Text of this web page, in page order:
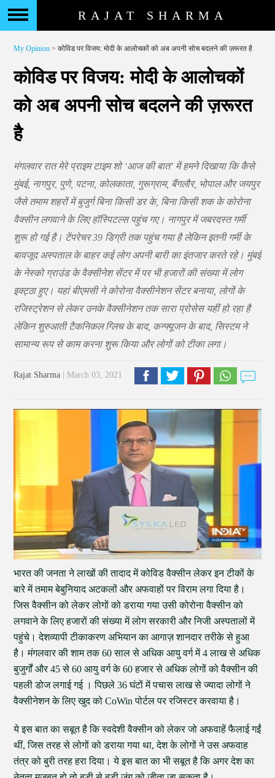
RAJAT SHARMA
My Opinion > कोविड पर विजय: मोदी के आलोचकों को अब अपनी सोच बदलने की ज़रूरत है
कोविड पर विजय: मोदी के आलोचकों
को अब अपनी सोच बदलने की ज़रूरत
है
मंगलवार रात मेरे प्राइम टाइम शो ‘आज की बात’ में हमने दिखाया कि कैसे
मुंबई, नागपुर, पुणे, पटना, कोलकाता, गुरूग्राम, बैंगलौर, भोपाल और जयपुर
जैसे तमाम शहरों में बुजुर्ग बिना किसी डर के, बिना किसी शक के कोरोना
वैक्सीन लगवाने के लिए हॉस्पिटल्स पहुंच गए। नागपुर में जबरदस्त गर्मी
शुरू हो गई है। टेंपरेचर 39 डिग्री तक पहुंच गया है लेकिन इतनी गर्मी के
बावजूद अस्पताल के बाहर कई लोग अपनी बारी का इंतजार करते रहे। मुंबई
के नेस्को ग्राउंड के वैक्सीनेश सेंटर में पर भी हजारों की संख्या में लोग
इक्ट्ठा हुए। यहां बीएमसी ने कोरोना वैक्सीनेशन सेंटर बनाया, लोगों के
रजिस्ट्रेशन से लेकर उनके वैक्सीनेशन तक सारा प्रोसेस यहीं हो रहा है
लेकिन शुरुआती टैकनिकल ग्लिच के बाद, कन्फ्यूजन के बाद, सिस्टम ने
सामान्य रूप से काम करना शुरू किया और लोगों को टीका लगा।
Rajat Sharma | March 03, 2021
भारत की जनता ने लाखों की तादाद में कोविड वैक्सीन लेकर इन टीकों के
बारे में तमाम बेबुनियाद अटकलों और अफवाहों पर विराम लगा दिया है।
जिस वैक्सीन को लेकर लोगों को डराया गया उसी कोरोना वैक्सीन को
लगवाने के लिए हजारों की संख्या में लोग सरकारी और निजी अस्पतालों में
पहुंचे। देशव्यापी टीकाकरण अभियान का आगाज़ शानदार तरीके से हुआ
है। मंगलवार की शाम तक 60 साल से अधिक आयु वर्ग में 4 लाख से अधिक
बुजुर्गों और 45 से 60 आयु वर्ग के 60 हजार से अधिक लोगों को वैक्सीन की
पहली डोज लगाई गई । पिछले 36 घंटों में पचास लाख से ज्यादा लोगों ने
वैक्सीनेशन के लिए खुद को CoWin पोर्टल पर रजिस्टर करवाया है।
ये इस बात का सबूत है कि स्वदेशी वैक्सीन को लेकर जो अफवाहें फैलाई गईं
थीं, जिस तरह से लोगों को डराया गया था, देश के लोगों ने उस अफवाह
तंत्र को बुरी तरह हरा दिया। ये इस बात का भी सबूत है कि अगर देश का